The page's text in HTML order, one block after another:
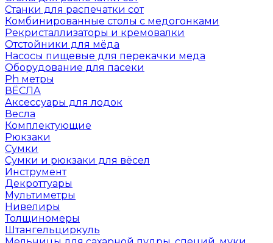
Станки для распечатки сот
Комбинированные столы с медогонками
Рекристаллизаторы и кремовалки
Отстойники для мёда
Насосы пищевые для перекачки меда
Оборудование для пасеки
Ph метры
ВЁСЛА
Аксессуары для лодок
Весла
Комплектующие
Рюкзаки
Сумки
Сумки и рюкзаки для вёсел
Инструмент
Декроттуары
Мультиметры
Нивелиры
Толщиномеры
Штангельциркуль